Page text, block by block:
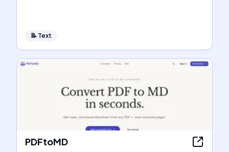
📝 Text
PDFtoMD